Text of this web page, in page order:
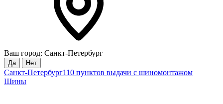
Ваш город: Санкт-Петербург
Да Нет
Санкт-Петербург110 пунктов выдачи с шиномонтажом
Шины